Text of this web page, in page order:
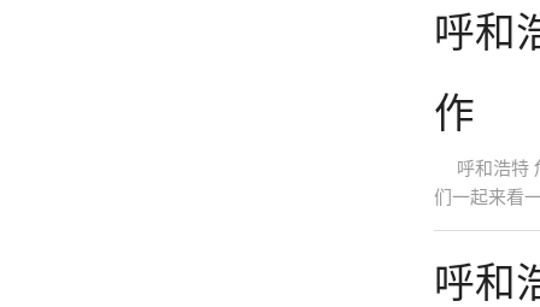
呼和
作
呼和浩特
们一起来看
呼和